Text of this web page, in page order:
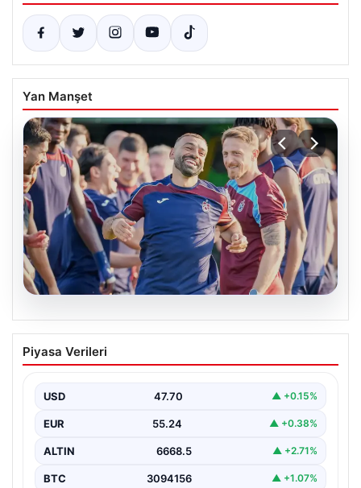
Yan Manşet
Mohamed Salah, Trabzonspor’la İlk
Antrenmanına Çıktı
mavili formayla ilk resmi idmanına katıldı. Sezon öncesi
hazırlıklarının…
Piyasa Verileri
USD 47.70 ▲ +0.15%
EUR 55.24 ▲ +0.38%
ALTIN 6668.5 ▲ +2.71%
BTC 3094156 ▲ +1.07%